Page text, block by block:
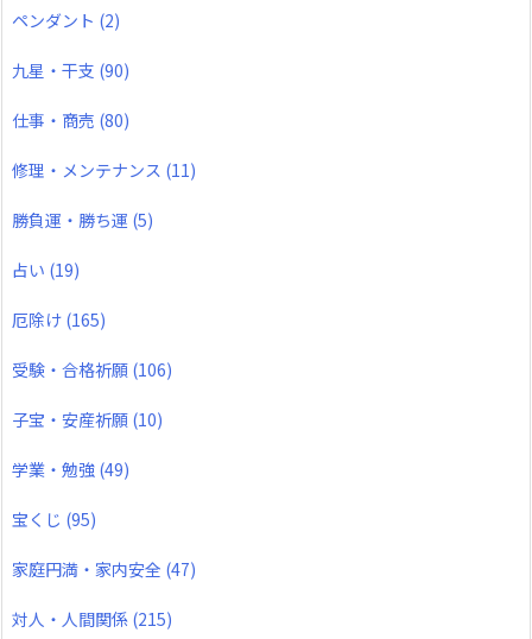
ペンダント (2)
九星・干支 (90)
仕事・商売 (80)
修理・メンテナンス (11)
勝負運・勝ち運 (5)
占い (19)
厄除け (165)
受験・合格祈願 (106)
子宝・安産祈願 (10)
学業・勉強 (49)
宝くじ (95)
家庭円満・家内安全 (47)
対人・人間関係 (215)